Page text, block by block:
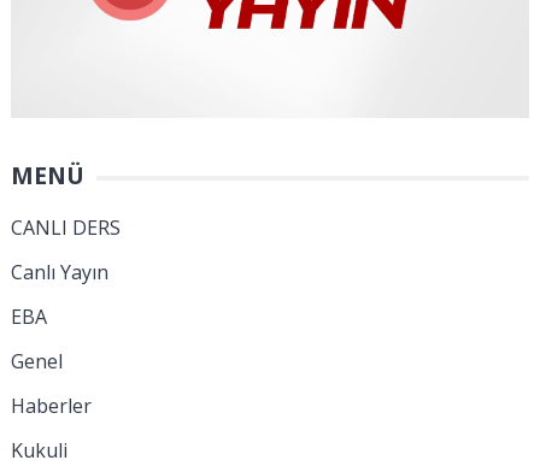
MENÜ
CANLI DERS
Canlı Yayın
EBA
Genel
Haberler
Kukuli